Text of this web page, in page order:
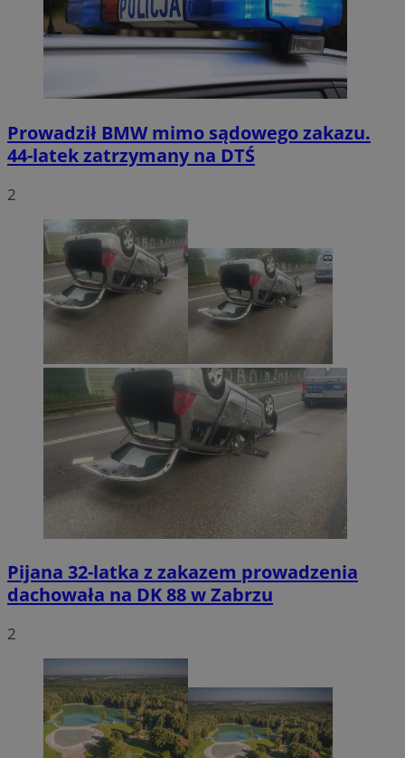
Prowadził BMW mimo sądowego zakazu.
44-latek zatrzymany na DTŚ
2
Pijana 32-latka z zakazem prowadzenia
dachowała na DK 88 w Zabrzu
2